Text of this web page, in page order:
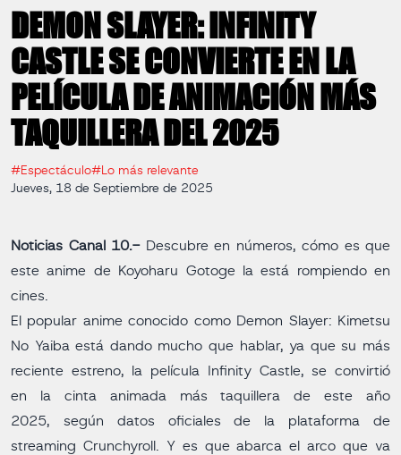
DEMON SLAYER: INFINITY
CASTLE SE CONVIERTE EN LA
PELÍCULA DE ANIMACIÓN MÁS
TAQUILLERA DEL 2025
#Espectáculo#Lo más relevante
Jueves, 18 de Septiembre de 2025
Noticias Canal 10.- Descubre en números, cómo es que
este anime de Koyoharu Gotoge la está rompiendo en
cines.
El popular anime conocido como Demon Slayer: Kimetsu
No Yaiba está dando mucho que hablar, ya que su más
reciente estreno, la película Infinity Castle, se convirtió
en la cinta animada más taquillera de este año
2025, según datos oficiales de la plataforma de
streaming Crunchyroll. Y es que abarca el arco que va